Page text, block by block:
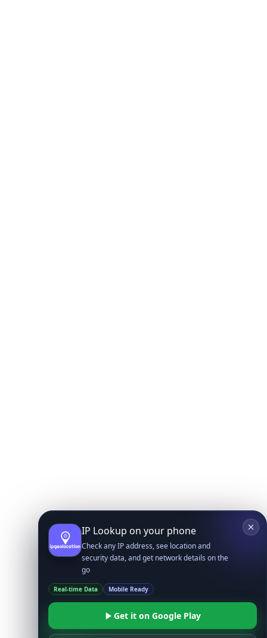
IP Lookup on your phone
Check any IP address, see location and
security data, and get network details on the
go
Real-time Data Mobile Ready
Get it on Google Play